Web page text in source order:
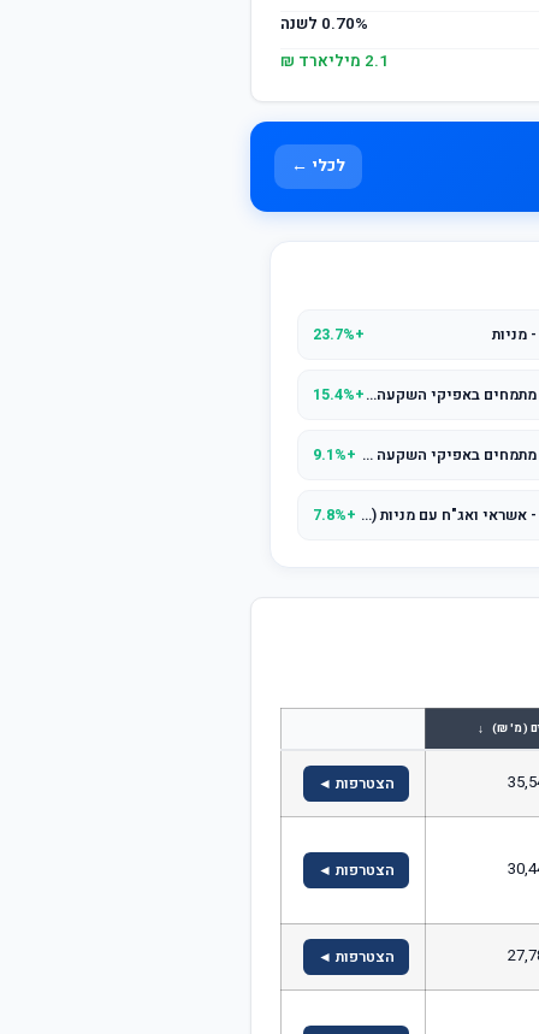
0.70% לשנה
2.1 מיליארד ₪
לכלי ←
מניות +23.7%
מור קרן השתלמות לשכירים ולעצמאים מתמחים באפיקי השקעה סחירים משולב סחיר+15.4%
מור קרן השתלמות לשכירים ולעצמאים מתמחים באפיקי השקעה סחירים אג"ח עם מניות (עד 25%) +9.1%
מור קרן השתלמות לשכירים ולעצמאים - אשראי ואג"ח עם מניות (עד 25% מניות) +7.8%
(מ' ₪) ↓
הצטרפות ◄
הצטרפות ◄
הצטרפות ◄